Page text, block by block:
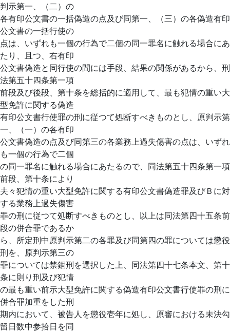
判示第一、（二）の
各有印公文書の一括偽造の点及び同第一、（三）の各偽造有印
公文書の一括行使の
点は、いずれも一個の行為で二個の同一罪名に触れる場合にあ
たり、且つ、右有印
公文書偽造と同行使の間には手段、結果の関係があるから、刑
法第五十四条第一項
前段及び後段、第十条を総括的に適用して、最も犯情の重い大
型免許に関する偽造
有印公文書行使罪の刑に従つて処断すべきものとし、原判示第
一、（一）の各有印
公文書偽造の点及び同第三の各業務上過失傷害の点は、いずれ
も一個の行為で二個
の同一罪名に触れる場合にあたるので、同法第五十四条第一項
前段、第十条により
夫々犯情の重い大型免許に関する有印公文書偽造罪及びＢに対
する業務上過失傷害
罪の刑に従つて処断すべきものとし、以上は同法第四十五条前
段の併合罪であるか
ら、所定刑中原判示第二の各罪及び同第四の罪については懲役
刑を、原判示第三の
罪については禁錮刑を選択した上、同法第四十七条本文、第十
条に則り刑及び犯情
の最も重い前示大型免許に関する偽造有印公文書行使罪の刑に
併合罪加重をした刑
期内において、被告人を懲役壱年に処し、原審における未決勾
留日数中参拾日を同